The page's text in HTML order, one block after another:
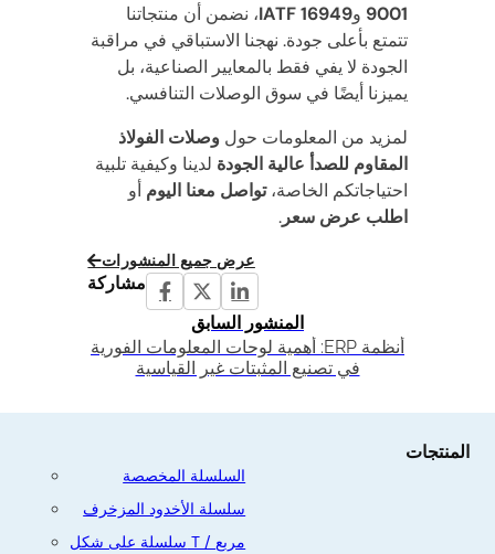
9001 وIATF 16949، نضمن أن منتجاتنا
تتمتع بأعلى جودة. نهجنا الاستباقي في مراقبة
الجودة لا يفي فقط بالمعايير الصناعية، بل
يميزنا أيضًا في سوق الوصلات التنافسي.
لمزيد من المعلومات حولوصلات الفولاذ
المقاوم للصدأ عالية الجودة لدينا وكيفية تلبية
احتياجاتكم الخاصة،تواصل معنا اليوم أو
اطلب عرض سعر.
عرض جميع المنشورات
مشاركة
المنشور السابق
أنظمة ERP: أهمية لوحات المعلومات الفورية
في تصنيع المثبتات غير القياسية
المنتجات
السلسلة المخصصة
سلسلة الأخدود المزخرف
سلسلة على شكل T / مربع